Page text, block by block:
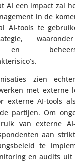
AI een impact zal
in de
AI-tools te
en
zien
met externe
externe AI-tools
partijen. Om
van externe
aan
te
en audits uit